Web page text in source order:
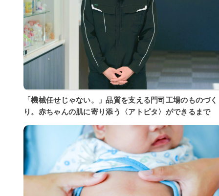
「機械任せじゃない。」品質を支える門司工場のものづく
り。赤ちゃんの肌に寄り添う〈アトピタ〉ができるまで